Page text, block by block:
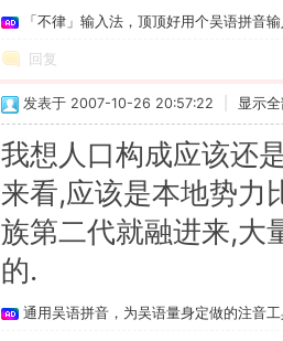
「不律」输入法，顶顶好用个吴语拼音
回复
发表于 2007-10-26 20:57:22 显示
我想人口构成应该还
来看,应该是本地势力
族第二代就融进来,大
的.
通用吴语拼音，为吴语量身定做的注音